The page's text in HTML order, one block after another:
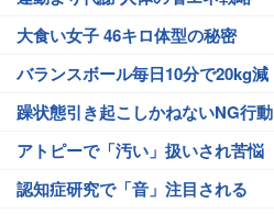
大食い女子 46キロ体型の秘密
バランスボール毎日10分で20kg減
躁状態引き起こしかねないNG行動
アトピーで「汚い」扱いされ苦悩
認知症研究で「音」注目される